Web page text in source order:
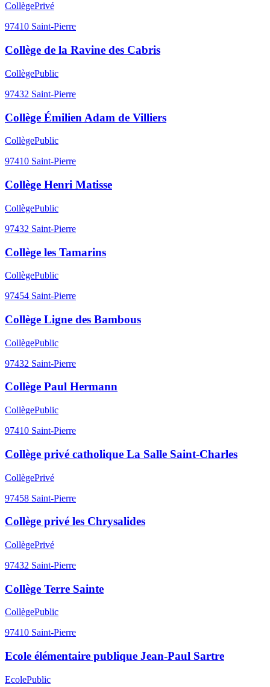
CollègePrivé
97410 Saint-Pierre
Collège de la Ravine des Cabris
CollègePublic
97432 Saint-Pierre
Collège Émilien Adam de Villiers
CollègePublic
97410 Saint-Pierre
Collège Henri Matisse
CollègePublic
97432 Saint-Pierre
Collège les Tamarins
CollègePublic
97454 Saint-Pierre
Collège Ligne des Bambous
CollègePublic
97432 Saint-Pierre
Collège Paul Hermann
CollègePublic
97410 Saint-Pierre
Collège privé catholique La Salle Saint-Charles
CollègePrivé
97458 Saint-Pierre
Collège privé les Chrysalides
CollègePrivé
97432 Saint-Pierre
Collège Terre Sainte
CollègePublic
97410 Saint-Pierre
Ecole élémentaire publique Jean-Paul Sartre
EcolePublic